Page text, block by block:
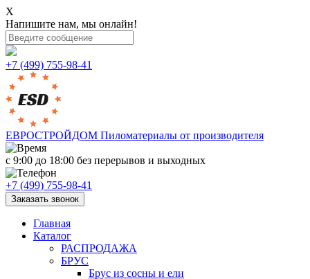
X
Напишите нам, мы онлайн!
+7 (499) 755-98-41
ЕВРОСТРОЙДОМ Пиломатериалы от производителя
с 9:00 до 18:00 без перерывов и выходных
+7 (499) 755-98-41
Заказать звонок
Главная
Каталог
РАСПРОДАЖА
БРУС
Брус из сосны и ели